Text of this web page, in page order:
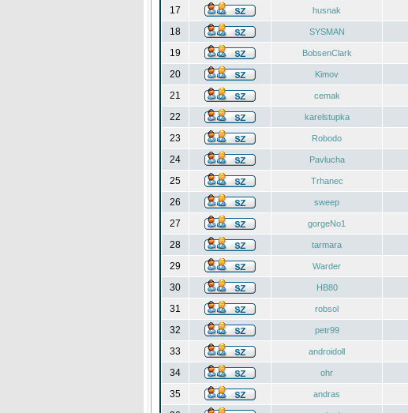
17
husnak
18
SYSMAN
19
BobsenClark
20
Kimov
21
cemak
22
karelstupka
23
Robodo
24
Pavlucha
25
Trhanec
26
sweep
27
gorgeNo1
28
tarmara
29
Warder
30
HB80
31
robsol
32
petr99
33
androidoll
34
ohr
35
andras